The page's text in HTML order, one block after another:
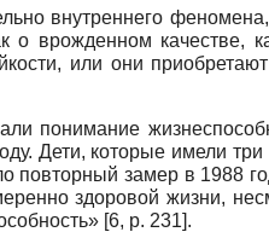
внутреннего
о врожденном качестве,
или они
понимание
Дети, которые имели три
замер в 1988
здоровой жизни,
[6, p. 231].